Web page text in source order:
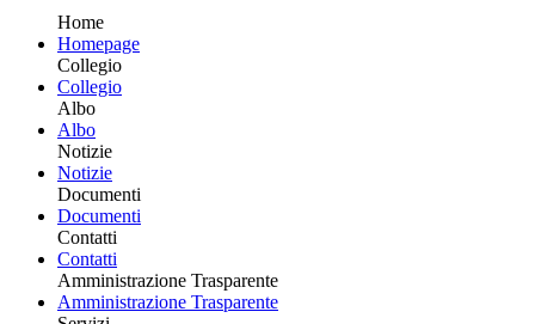
Home
Homepage
Collegio
Collegio
Albo
Albo
Notizie
Notizie
Documenti
Documenti
Contatti
Contatti
Amministrazione Trasparente
Amministrazione Trasparente